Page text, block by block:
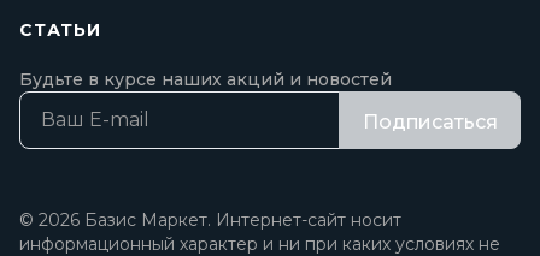
СТАТЬИ
Будьте в курсе наших акций и новостей
Подписаться
© 2026 Базис Маркет. Интернет-сайт носит
информационный характер и ни при каких условиях не